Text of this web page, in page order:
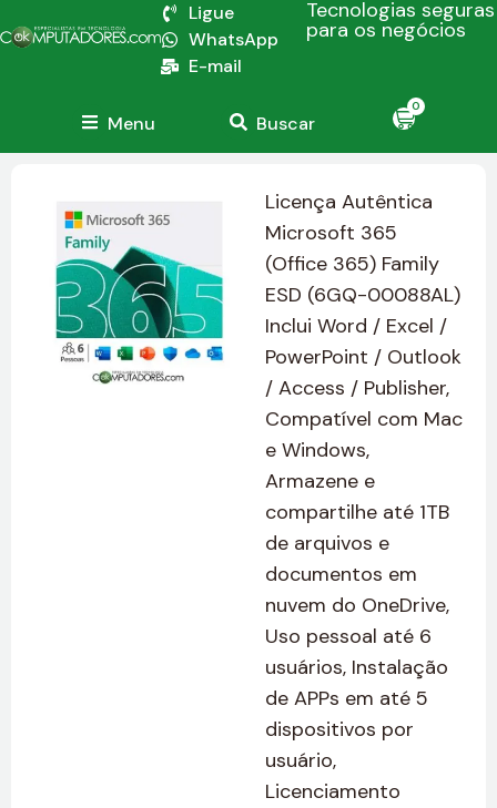
Ligue
WhatsApp
E-mail
Tecnologias seguras
para os negócios
Menu Buscar
0
Licença Autêntica
Microsoft 365
(Office 365) Family
ESD (6GQ-00088AL)
Inclui Word / Excel /
PowerPoint / Outlook
/ Access / Publisher,
Compatível com Mac
e Windows,
Armazene e
compartilhe até 1TB
de arquivos e
documentos em
nuvem do OneDrive,
Uso pessoal até 6
usuários, Instalação
de APPs em até 5
dispositivos por
usuário,
Licenciamento